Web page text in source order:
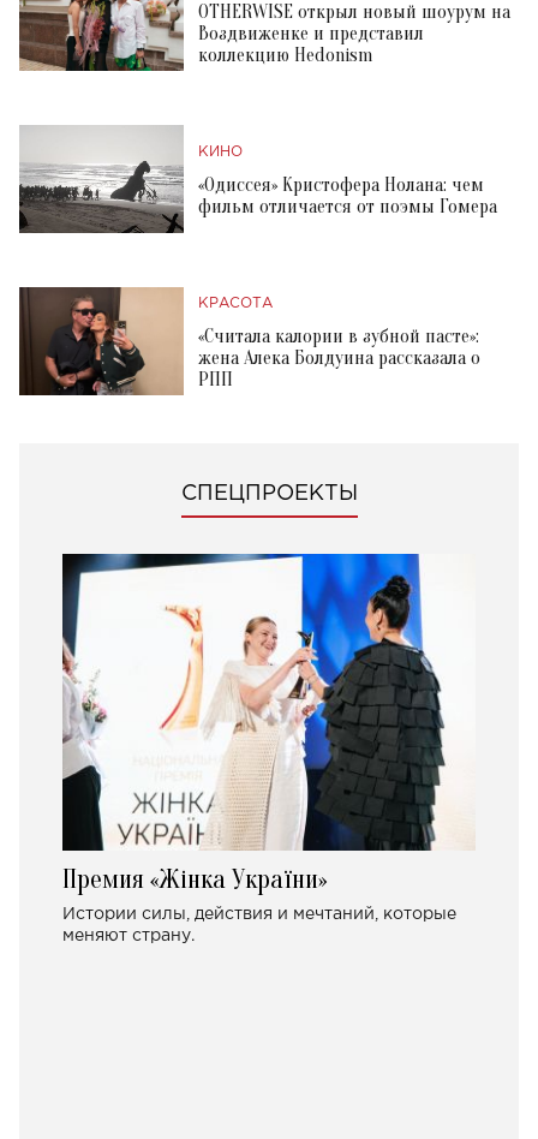
OTHERWISE открыл новый шоурум на
Воздвиженке и представил
коллекцию Hedonism
КИНО
«Одиссея» Кристофера Нолана: чем
фильм отличается от поэмы Гомера
КРАСОТА
«Считала калории в зубной пасте»:
жена Алека Болдуина рассказала о
РПП
СПЕЦПРОЕКТЫ
Премия «Жінка України»
Истории силы, действия и мечтаний, которые
меняют страну.